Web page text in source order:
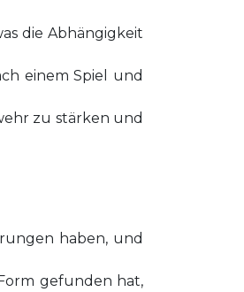
die Abhängigkeit
einem Spiel und
zu stärken und
haben, und
gefunden hat,